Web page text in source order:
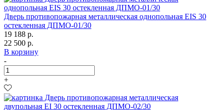
Дверь противопожарная металлическая однопольная EIS 30
остекленная ДПМО-01/30
19 188 р.
22 500 р.
В корзину
-
+